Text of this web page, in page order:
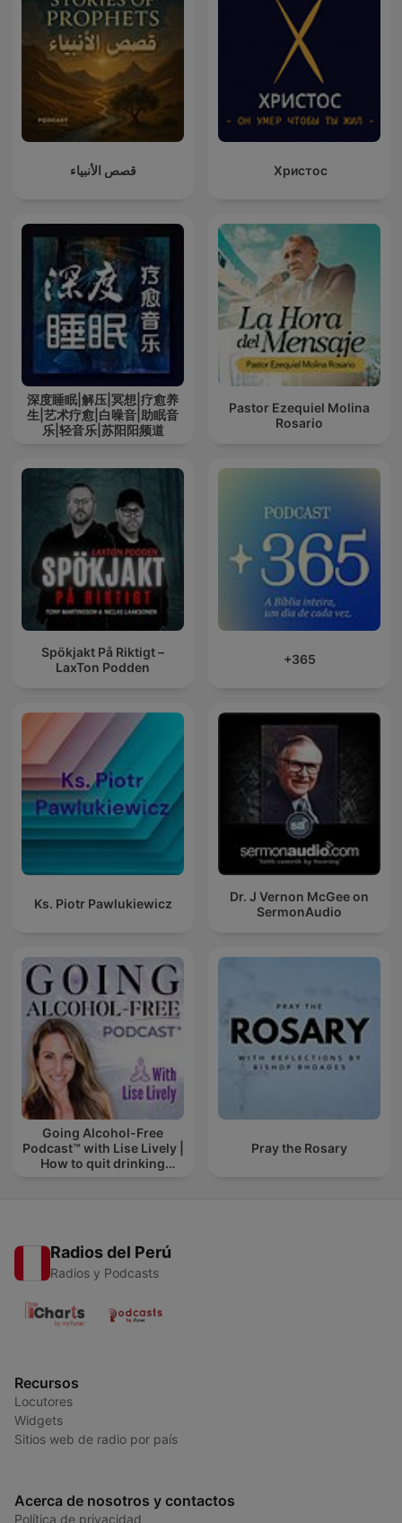
قصص الأنبياء Христос
深度睡眠|解压|冥想|疗愈养
生|艺术疗愈|白噪音|助眠音
乐|轻音乐|苏阳阳频道
Pastor Ezequiel Molina
Rosario
Spökjakt På Riktigt –
LaxTon Podden
+365
Ks. Piotr Pawlukiewicz
Dr. J Vernon McGee on
SermonAudio
Going Alcohol-Free
Podcast™ with Lise Lively |
How to quit drinking
Pray the Rosary
Radios del Perú
Radios y Podcasts
Recursos
Locutores
Widgets
Sitios web de radio por país
Acerca de nosotros y contactos
Política de privacidad